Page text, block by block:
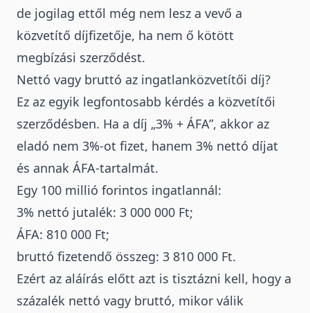
de jogilag ettől még nem lesz a vevő a
közvetítő díjfizetője, ha nem ő kötött
megbízási szerződést.
Nettó vagy bruttó az ingatlanközvetítői díj?
Ez az egyik legfontosabb kérdés a közvetítői
szerződésben. Ha a díj „3% + ÁFA”, akkor az
eladó nem 3%-ot fizet, hanem 3% nettó díjat
és annak ÁFA-tartalmát.
Egy 100 millió forintos ingatlannál:
3% nettó jutalék: 3 000 000 Ft;
ÁFA: 810 000 Ft;
bruttó fizetendő összeg: 3 810 000 Ft.
Ezért az aláírás előtt azt is tisztázni kell, hogy a
százalék nettó vagy bruttó, mikor válik